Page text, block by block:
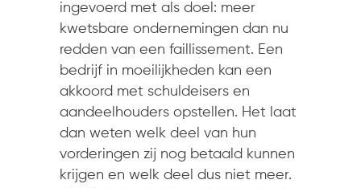
ingevoerd met als doel: meer
kwetsbare ondernemingen dan nu
redden van een faillissement. Een
bedrijf in moeilijkheden kan een
akkoord met schuldeisers en
aandeelhouders opstellen. Het laat
dan weten welk deel van hun
vorderingen zij nog betaald kunnen
krijgen en welk deel dus niet meer.